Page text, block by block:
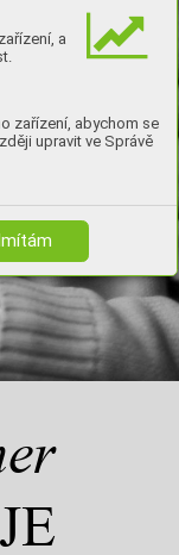
a
zařízení, abychom se
upravit ve Správě